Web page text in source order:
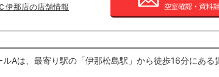
伊那店の店舗情報
ルAは、最寄り駅の「伊那松島駅」から徒歩16分にある